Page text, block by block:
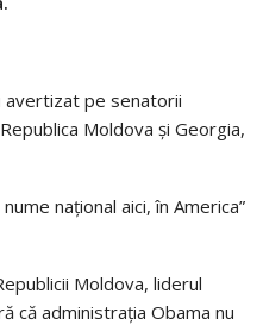
avertizat pe senatorii
Moldova și Georgia,
național aici, în America”
Moldova, liderul
că administrația Obama nu